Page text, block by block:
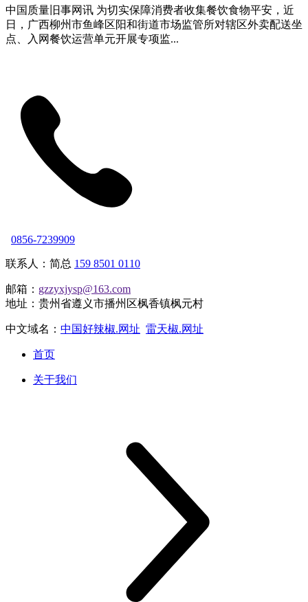
中国质量旧事网讯 为切实保障消费者收集餐饮食物平安，近
日，广西柳州市鱼峰区阳和街道市场监管所对辖区外卖配送坐
点、入网餐饮运营单元开展专项监...
0856-7239909
联系人：简总 159 8501 0110
邮箱： gzzyxjysp@163.com
地址：贵州省遵义市播州区枫香镇枫元村
中文域名： 中国好辣椒.网址 雷天椒.网址
首页
关于我们